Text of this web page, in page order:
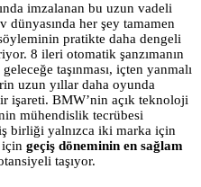
imzalanan bu uzun vadeli
dünyasında her şey tamamen
pratikte daha dengeli
8 ileri otomatik şanzımanın
taşınması, içten yanmalı
uzun yıllar daha oyunda
işareti. BMW’nin açık teknoloji
mühendislik tecrübesi
birliği yalnızca iki marka için
için geçiş döneminin en sağlam
taşıyor.